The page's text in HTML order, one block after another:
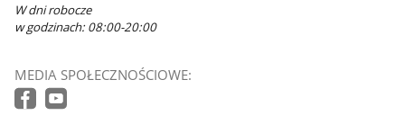
W dni robocze
w godzinach: 08:00-20:00
MEDIA SPOŁECZNOŚCIOWE: